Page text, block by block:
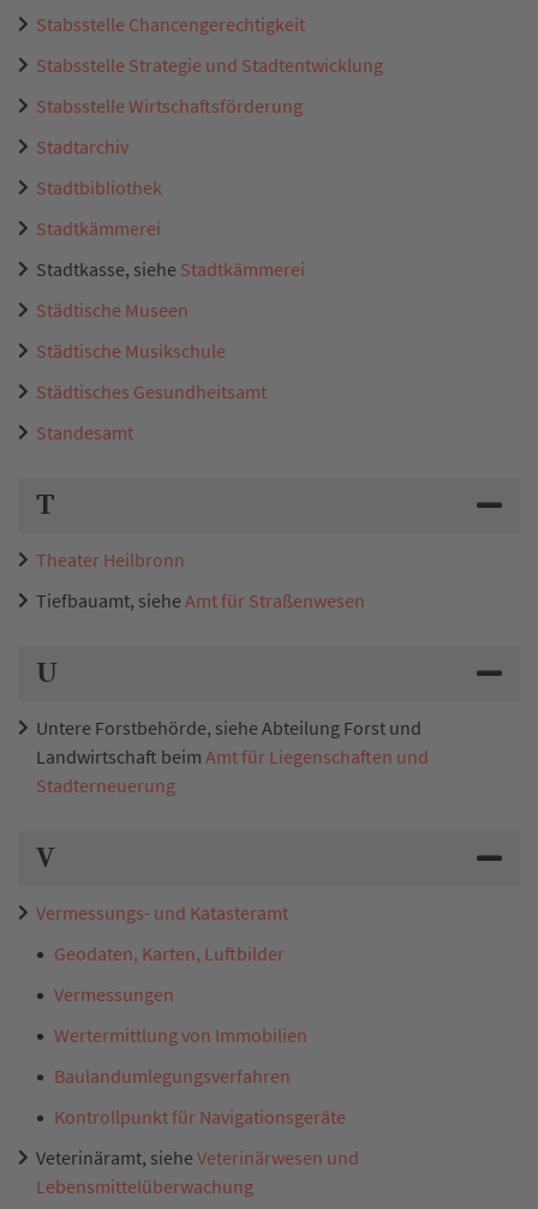
Stabsstelle Chancengerechtigkeit
Stabsstelle Strategie und Stadtentwicklung
Stabsstelle Wirtschaftsförderung
Stadtarchiv
Stadtbibliothek
Stadtkämmerei
Stadtkasse, siehe Stadtkämmerei
Städtische Museen
Städtische Musikschule
Städtisches Gesundheitsamt
Standesamt
T
Theater Heilbronn
Tiefbauamt, sieheAmt für Straßenwesen
U
Untere Forstbehörde, siehe Abteilung Forst und
Landwirtschaft beim Amt für Liegenschaften und
Stadterneuerung
V
Vermessungs- und Katasteramt
Geodaten, Karten, Luftbilder
Vermessungen
Wertermittlung von Immobilien
Baulandumlegungsverfahren
Kontrollpunkt für Navigationsgeräte
Veterinäramt, sieheVeterinärwesen und
Lebensmittelüberwachung